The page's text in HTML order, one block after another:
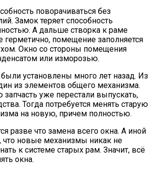
поворачиваться без
Замок теряет способность
А дальше створка к раме
герметично, помещение заполняется
Окно со стороны помещения
или изморозью.
установлены много лет назад. Из
из элементов общего механизма.
уже перестали выпускать,
Тогда потребуется менять старую
на новую, причем полностью.
разве что замена всего окна. А иной
что новые механизмы никак не
к системе старых рам. Значит, всё
окна.